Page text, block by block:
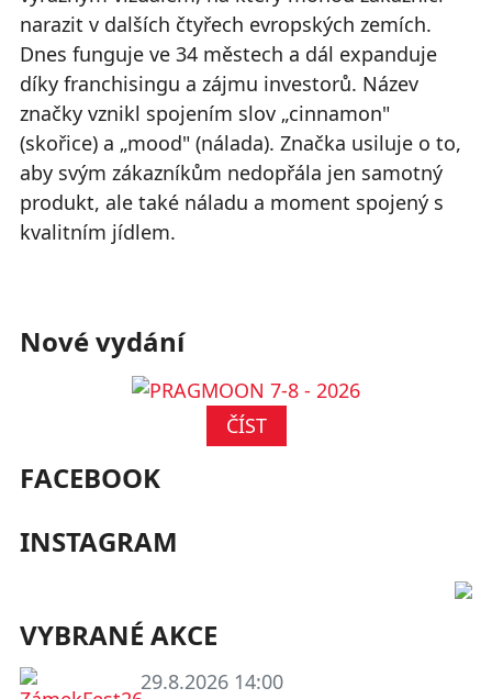
narazit v dalších čtyřech evropských zemích.
Dnes funguje ve 34 městech a dál expanduje
díky franchisingu a zájmu investorů. Název
značky vznikl spojením slov „cinnamon"
(skořice) a „mood" (nálada). Značka usiluje o to,
aby svým zákazníkům nedopřála jen samotný
produkt, ale také náladu a moment spojený s
kvalitním jídlem.
Nové vydání
ČÍST
FACEBOOK
INSTAGRAM
VYBRANÉ AKCE
29.8.2026 14:00